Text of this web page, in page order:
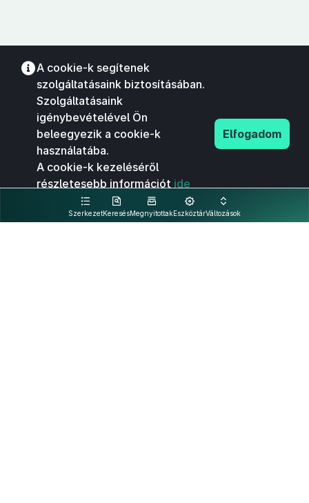
SzerkezetKeresésMegnyitottakEszköztárVáltozások
A cookie-k segítenek
szolgáltatásaink biztosításában.
Szolgáltatásaink
igénybevételével Ön
beleegyezik a cookie-k
használatába.
A cookie-k kezeléséről
részletesebb információt ide
kattintva olvashat.
Elfogadom